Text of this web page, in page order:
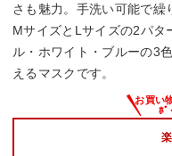
さも魅力。手洗い可能で繰
MサイズとLサイズの2パタ
ル・ホワイト・ブルーの3
えるマスクです。